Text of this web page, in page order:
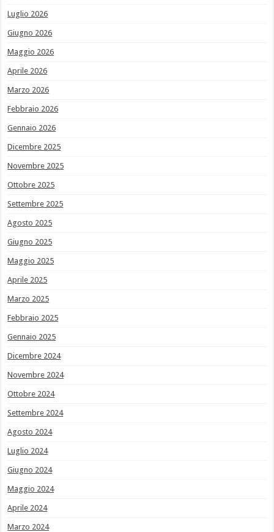
Luglio 2026
Giugno 2026
Maggio 2026
Aprile 2026
Marzo 2026
Febbraio 2026
Gennaio 2026
Dicembre 2025
Novembre 2025
Ottobre 2025
Settembre 2025
Agosto 2025
Giugno 2025
Maggio 2025
Aprile 2025
Marzo 2025
Febbraio 2025
Gennaio 2025
Dicembre 2024
Novembre 2024
Ottobre 2024
Settembre 2024
Agosto 2024
Luglio 2024
Giugno 2024
Maggio 2024
Aprile 2024
Marzo 2024